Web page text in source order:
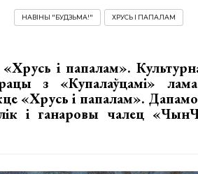
НАВІНЫ "БУДЗЬМА!" ХРУСЬ І ПАПАЛАМ
і папалам».
з «Купалаўцамі»
«Хрусь і папалам».
і ганаровы чалец